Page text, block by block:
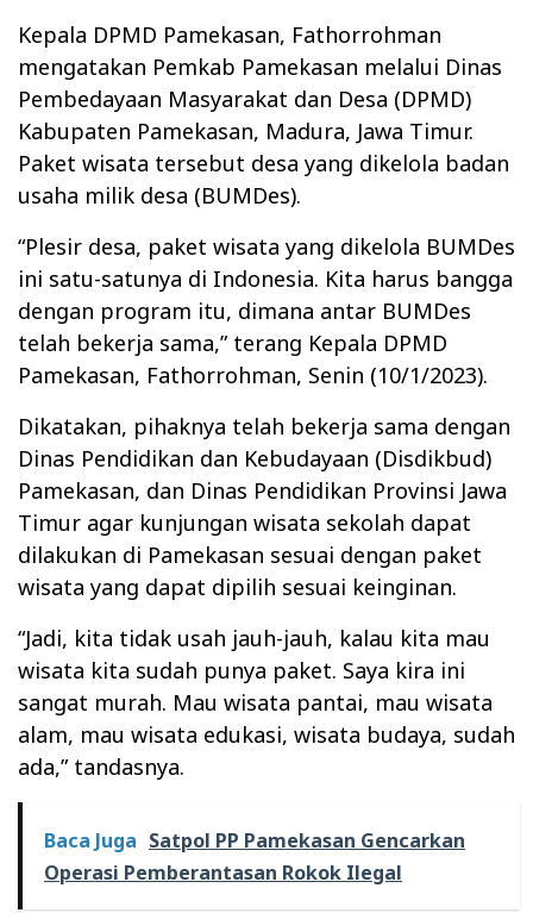
Kepala DPMD Pamekasan, Fathorrohman
mengatakan Pemkab Pamekasan melalui Dinas
Pembedayaan Masyarakat dan Desa (DPMD)
Kabupaten Pamekasan, Madura, Jawa Timur.
Paket wisata tersebut desa yang dikelola badan
usaha milik desa (BUMDes).
“Plesir desa, paket wisata yang dikelola BUMDes
ini satu-satunya di Indonesia. Kita harus bangga
dengan program itu, dimana antar BUMDes
telah bekerja sama,” terang Kepala DPMD
Pamekasan, Fathorrohman, Senin (10/1/2023).
Dikatakan, pihaknya telah bekerja sama dengan
Dinas Pendidikan dan Kebudayaan (Disdikbud)
Pamekasan, dan Dinas Pendidikan Provinsi Jawa
Timur agar kunjungan wisata sekolah dapat
dilakukan di Pamekasan sesuai dengan paket
wisata yang dapat dipilih sesuai keinginan.
“Jadi, kita tidak usah jauh-jauh, kalau kita mau
wisata kita sudah punya paket. Saya kira ini
sangat murah. Mau wisata pantai, mau wisata
alam, mau wisata edukasi, wisata budaya, sudah
ada,” tandasnya.
Baca Juga Satpol PP Pamekasan Gencarkan
Operasi Pemberantasan Rokok Ilegal